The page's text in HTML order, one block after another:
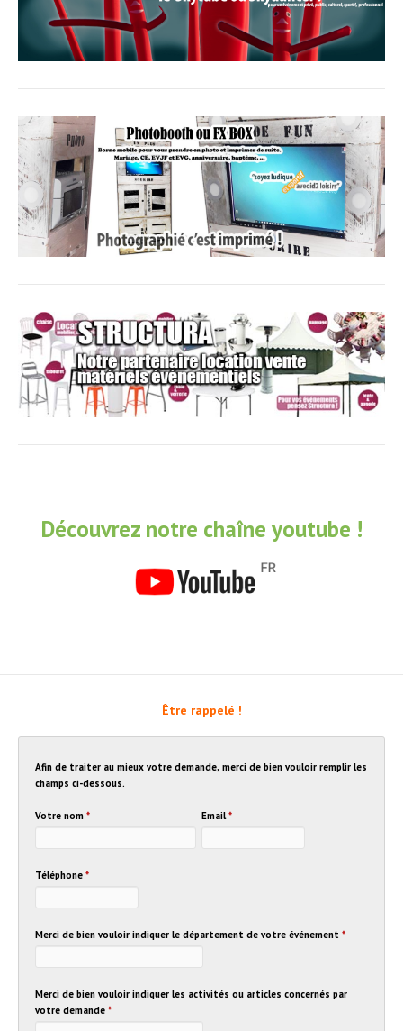
Découvrez notre chaîne youtube !
Être rappelé !
Afin de traiter au mieux votre demande, merci de bien vouloir remplir les
champs ci-dessous.
Votre nom * Email*
Téléphone *
Merci de bien vouloir indiquer le département de votre événement *
Merci de bien vouloir indiquer les activités ou articles concernés par
votre demande *